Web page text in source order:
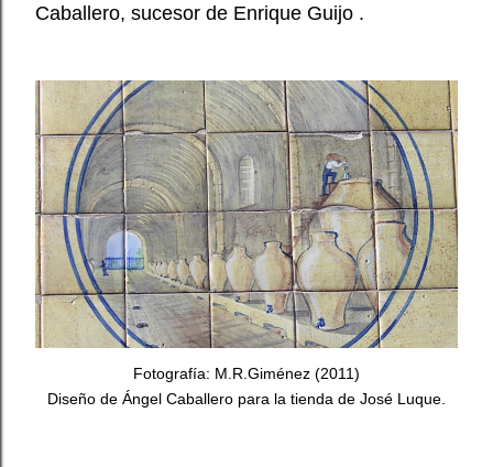
Caballero, sucesor de Enrique Guijo .
Fotografía: M.R.Giménez (2011)
Diseño de Ángel Caballero para la tienda de José Luque.